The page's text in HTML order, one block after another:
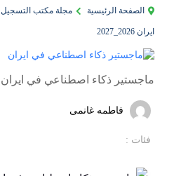
الصفحة الرئيسية مجلة مكتب التسجيل
ايران 2026_2027
ماجستير ذكاء اصطناعي في ايران 2026_2027
فاطمه غانمی
فئات :